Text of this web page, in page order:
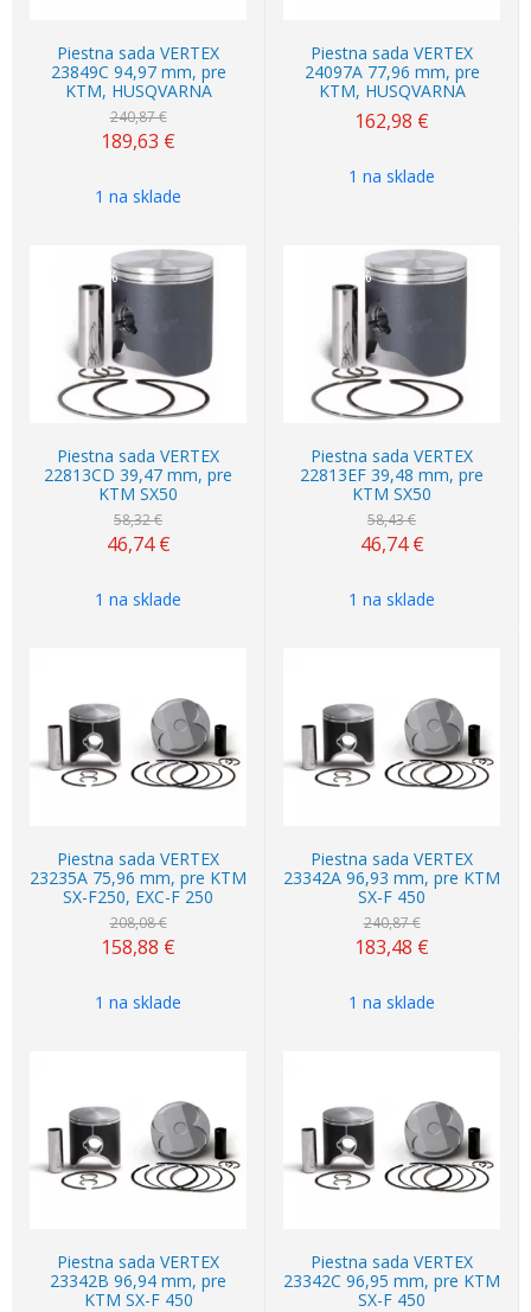
Piestna sada VERTEX
23849C 94,97 mm, pre
KTM, HUSQVARNA
240,87 €
189,63 €
1 na sklade
Piestna sada VERTEX
24097A 77,96 mm, pre
KTM, HUSQVARNA
162,98 €
1 na sklade
-20%
Piestna sada VERTEX
22813CD 39,47 mm, pre
KTM SX50
58,32 €
46,74 €
1 na sklade
-20%
Piestna sada VERTEX
22813EF 39,48 mm, pre
KTM SX50
58,43 €
46,74 €
1 na sklade
Piestna sada VERTEX
23235A 75,96 mm, pre KTM
SX-F250, EXC-F 250
208,08 €
158,88 €
1 na sklade
Piestna sada VERTEX
23342A 96,93 mm, pre KTM
SX-F 450
240,87 €
183,48 €
1 na sklade
Piestna sada VERTEX
23342B 96,94 mm, pre
KTM SX-F 450
Piestna sada VERTEX
23342C 96,95 mm, pre KTM
SX-F 450